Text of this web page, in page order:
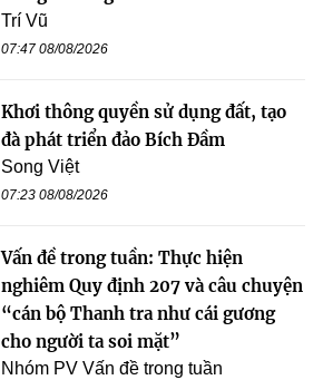
Trí Vũ
07:47 08/08/2026
Khơi thông quyền sử dụng đất, tạo
đà phát triển đảo Bích Đầm
Song Việt
07:23 08/08/2026
Vấn đề trong tuần: Thực hiện
nghiêm Quy định 207 và câu chuyện
“cán bộ Thanh tra như cái gương
cho người ta soi mặt”
Nhóm PV Vấn đề trong tuần